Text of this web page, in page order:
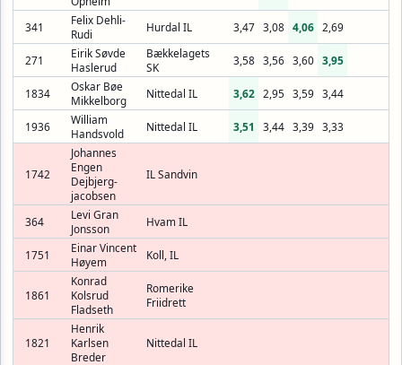
341
Felix Dehli-
Rudi
Hurdal IL 3,47 3,08 4,06 2,69
271
Eirik Søvde
Haslerud
Bækkelagets
SK
3,58 3,56 3,60 3,95
1834
Oskar Bøe
Mikkelborg
Nittedal IL 3,62 2,95 3,59 3,44
1936
William
Handsvold
Nittedal IL 3,51 3,44 3,39 3,33
1742
Johannes
Engen
Dejbjerg-
jacobsen
IL Sandvin
364
Levi Gran
Jonsson
Hvam IL
1751
Einar Vincent
Høyem
Koll, IL
1861
Konrad
Kolsrud
Fladseth
Romerike
Friidrett
1821
Henrik
Karlsen
Breder
Nittedal IL